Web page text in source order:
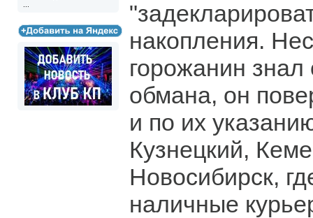
накопления.
горожанин знал
обмана, он
и по их
Кузнецкий,
Новосибирск,
наличные